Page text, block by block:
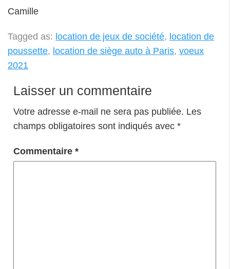
Camille
Tagged as: location de jeux de société, location de
poussette, location de siège auto à Paris, voeux
2021
Laisser un commentaire
Votre adresse e-mail ne sera pas publiée. Les
champs obligatoires sont indiqués avec *
Commentaire *